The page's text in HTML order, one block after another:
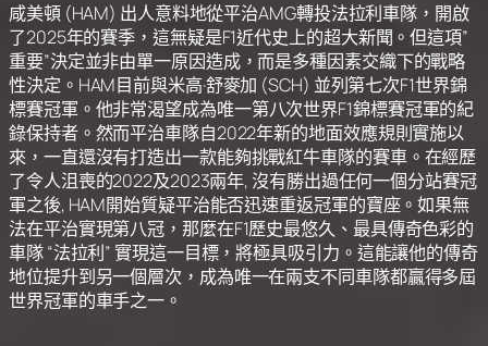
咸美頓 (HAM) 出人意料地從平治AMG轉投法拉利車隊 ， 開啟
了2025年的賽季，這無疑是F1近代史上的超大新聞。但這項”
重要”決定並非由單一原因造成，而是多種因素交織下的戰略
性決定。HAM目前與米高·舒麥加 (SCH) 並列第七次F1世界錦
標賽冠軍。他非常渴望成為唯一第八次世界F1錦標賽冠軍的紀
錄保持者。然而平治車隊自2022年新的地面效應規則實施以
來，一直還沒有打造出一款能夠挑戰紅牛車隊的賽車。在經歷
了令人沮喪的2022及2023兩年, 沒有勝出過任何一個分站賽冠
軍之後, HAM開始質疑平治能否迅速重返冠軍的寶座。如果無
法在平治實現第八冠，那麼在F1歷史最悠久、最具傳奇色彩的
車隊 “法拉利” 實現這一目標，將極具吸引力。這能讓他的傳奇
地位提升到另一個層次，成為唯一在兩支不同車隊都贏得多屆
世界冠軍的車手之一。